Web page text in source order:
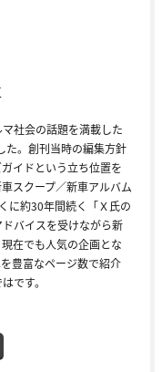
社会の話題を満載した
た。創刊当時の編集方針
イドという立ち位置を
スクープ／新車アルバム
に約30年間続く「Ｘ氏の
バイスを受けながら新
在でも人気の企画とな
豊富なページ数で紹介
です。